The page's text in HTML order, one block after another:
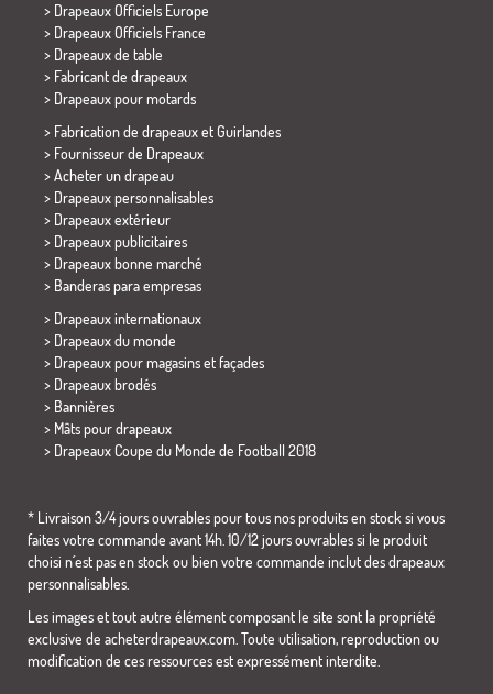
> Drapeaux Officiels Europe
> Drapeaux Officiels France
> Drapeaux de table
> Fabricant de drapeaux
> Drapeaux pour motards
> Fabrication de drapeaux et Guirlandes
> Fournisseur de Drapeaux
> Acheter un drapeau
> Drapeaux personnalisables
> Drapeaux extérieur
> Drapeaux publicitaires
> Drapeaux bonne marché
> Banderas para empresas
> Drapeaux internationaux
> Drapeaux du monde
> Drapeaux pour magasins et façades
> Drapeaux brodés
> Bannières
> Mâts pour drapeaux
> Drapeaux Coupe du Monde de Football 2018
* Livraison 3/4 jours ouvrables pour tous nos produits en stock si vous
faites votre commande avant 14h. 10/12 jours ouvrables si le produit
choisi n´est pas en stock ou bien votre commande inclut des drapeaux
personnalisables.
Les images et tout autre élément composant le site sont la propriété
exclusive de acheterdrapeaux.com. Toute utilisation, reproduction ou
modification de ces ressources est expressément interdite.